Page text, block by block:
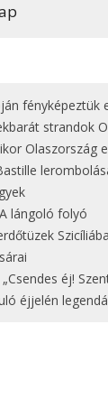
ezt a
strandok
Olaszország
lerombolása az
lángoló folyó
éj!
legendás hegyi